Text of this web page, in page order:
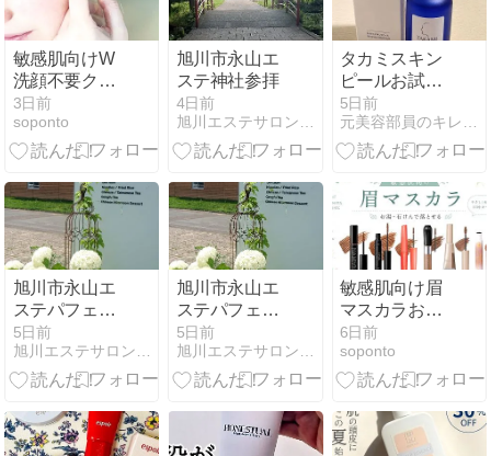
敏感肌向けW
洗顔不要クレ
ンジング9選
｜オイル・バ
ームなどタイ
較【2026】
3日前
soponto
旭川市永山エ
ステ神社参拝
4日前
旭川エステサロンボシュメル
タカミスキン
ピールお試し
レポート
5日前
元美容部員のキレイの小部屋。
旭川市永山エ
ステパフェ
(笑)
5日前
旭川エステサロンボシュメル
旭川市永山エ
ステパフェ
(笑)
5日前
旭川エステサロンボシュメル
敏感肌向け眉
マスカラおす
すめ6選！お
湯・石けんで
落とせる低刺
6日前
soponto